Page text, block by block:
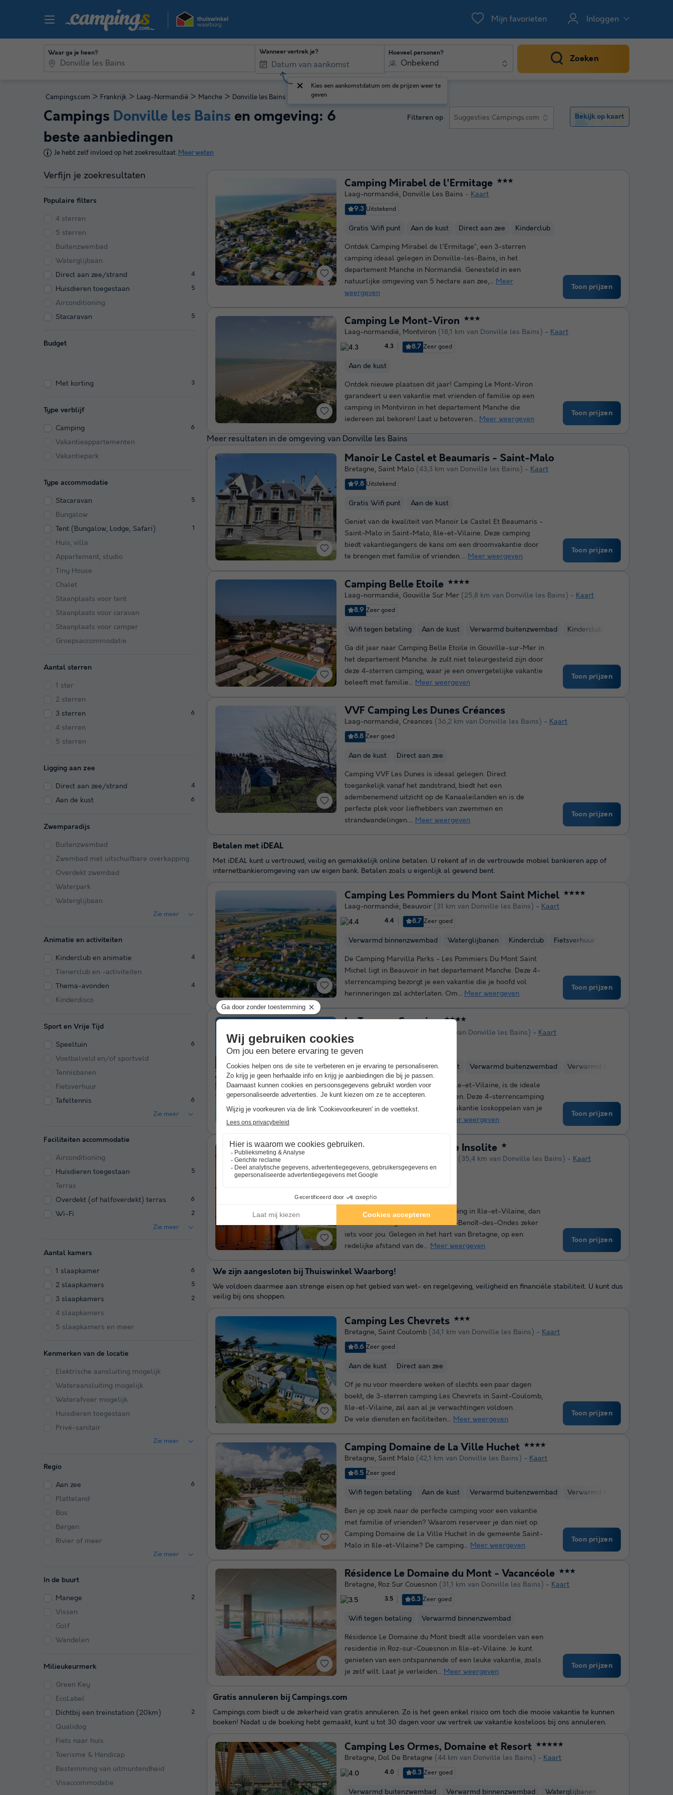
Mijn favorieten Inloggen
Waar ga je heen? Wanneer vertrek je?
Kies een aankomstdatum om de prijzen weer te
geven
Hoeveel personen?
Onbekend Zoeken
Campings.com > Frankrijk > Laag-Normandië > Manche > Donville les Bains
Campings Donville les Bains en omgeving: 6
beste aanbiedingen
Je hebt zelf invloed op het zoekresultaat. Meer weten
Filteren op Suggesties Campings.com Bekijk op kaart
Verfijn je zoekresultaten
Populaire filters
4 sterren
5 sterren
Buitenzwembad
Waterglijbaan
Direct aan zee/strand
4
Huisdieren toegestaan 5
Airconditioning
Stacaravan
5
Budget
Met korting 3
Type verblijf
Camping 6
Vakantieappartementen
Vakantiepark
Type accommodatie
Stacaravan 5
Bungalow
Tent (Bungalow, Lodge, Safari)
1
Huis, villa
Appartement, studio
Tiny House
Chalet
Staanplaats voor tent
Staanplaats voor caravan
Staanplaats voor camper
Groepsaccommodatie
Aantal sterren
1 ster
2 sterren
3 sterren
6
4 sterren
5 sterren
Ligging aan zee
Direct aan zee/strand 4
Aan de kust 6
Zwemparadijs
Buitenzwembad
Zwembad met uitschuifbare overkapping
Overdekt zwembad
Waterpark
Waterglijbaan
Zie meer
Animatie en activiteiten
Kinderclub en animatie 4
Tienerclub en -activiteiten
Thema-avonden
4
Kinderdisco
Sport en Vrije Tijd
Speeltuin 6
Voetbalveld en/of sportveld
Tennisbanen
Fietsverhuur
Tafeltennis
6
Zie meer
Faciliteiten accommodatie
Airconditioning
Huisdieren toegestaan
5
Terras
Overdekt (of halfoverdekt) terras
6
Wi-Fi 2
Zie meer
Aantal kamers
1 slaapkamer 6
2 slaapkamers 5
3 slaapkamers 2
4 slaapkamers
5 slaapkamers en meer
Kenmerken van de locatie
Elektrische aansluiting mogelijk
Wateraansluiting mogelijk
Waterafvoer mogelijk
Huisdieren toegestaan
Privé-sanitair
Zie meer
Regio
Aan zee 6
Platteland
Bos
Bergen
Rivier of meer
Zie meer
In de buurt
Manege 2
Vissen
Golf
Wandelen
Milieukeurmerk
Green Key
EcoLabel
Dichtbij een treinstation (20km)
2
Qualidog
Fiets naar huis
Toerisme & Handicap
Bestemming van uitmuntendheid
Visaccommodatie
Camping Mirabel de l'Ermitage ★★★
Laag-normandië, Donville Les Bains
Kaart
9.3 Uitstekend
Gratis Wifi punt Aan de kust Direct aan zee Kinderclub
Ontdek Camping Mirabel de l'Ermitage*, een 3-sterren
camping ideaal gelegen in Donville-les-Bains, in het
departement Manche in Normandië. Genesteld in een
natuurlijke omgeving van 5 hectare aan zee,... Meer
weergeven
Toon prijzen
Camping Le Mont-Viron ★★★
Laag-normandië, Montviron (18,1 km van Donville les Bains) Kaart
4.3 8.7 Zeer goed
Aan de kust
Ontdek nieuwe plaatsen dit jaar! Camping Le Mont-Viron
garandeert u een vakantie met vrienden of familie op een
camping in Montviron in het departement Manche die
iedereen zal bekoren! Laat u betoveren... Meer weergeven
Toon prijzen
Meer resultaten in de omgeving van Donville les Bains
Manoir Le Castel et Beaumaris - Saint-Malo
Bretagne, Saint Malo (43,3 km van Donville les Bains)
Kaart
9.8 Uitstekend
Gratis Wifi punt Aan de kust
Geniet van de kwaliteit van Manoir Le Castel Et Beaumaris -
Saint-Malo in Saint-Malo, Ille-et-Vilaine. Deze camping
biedt vakantiegangers de kans om een droomvakantie door
te brengen met familie of vrienden.... Meer weergeven
Toon prijzen
Camping Belle Etoile ★★★★
Laag-normandië, Gouville Sur Mer (25,8 km van Donville les Bains)
Kaart
8.9 Zeer goed
Wifi tegen betaling Aan de kust Verwarmd buitenzwembad Kinderclub
Ga dit jaar naar Camping Belle Etoile in Gouville-sur-Mer in
het departement Manche. Je zult niet teleurgesteld zijn door
deze 4-sterren camping, waar je een onvergetelijke vakantie
beleeft met familie... Meer weergeven
Toon prijzen
VVF Camping Les Dunes Créances
Laag-normandië, Creances (36,2 km van Donville les Bains)
Kaart
8.8 Zeer goed
Aan de kust Direct aan zee
Camping VVF Les Dunes is ideaal gelegen. Direct
toegankelijk vanaf het zandstrand, biedt het een
adembenemend uitzicht op de Kanaaleilanden en is de
perfecte plek voor liefhebbers van zwemmen en
strandwandelingen.... Meer weergeven
Toon prijzen
Camping Les Pommiers du Mont Saint Michel ★★★★
Laag-normandië, Beauvoir (31 km van Donville les Bains) Kaart
4.4 8.7 Zeer goed
Verwarmd binnenzwembad Waterglijbanen Kinderclub Fietsverhuur
De Camping Marvilla Parks - Les Pommiers Du Mont Saint
Michel ligt in Beauvoir in het departement Manche. Deze 4-
sterrencamping bezorgt je een vakantie die je hoofd vol
herinneringen zal achterlaten. Om... Meer weergeven
Toon prijzen
La Touesse Camping ★★★★
(46,4 km van Donville les Bains) Kaart
Wifi tegen betaling Aan de kust Verwarmd buitenzwembad Verwarmd binnenzwembad
Camping La Touesse, gelegen in Ille-et-Vilaine, is de ideale
plek om je vakantie door te brengen. Deze 4-sterrencamping
in Saint-Lunaire zal je tijdens je vakantie loskoppelen van je
Meer weergeven
Toon prijzen
Camping Les Dis Village Insolite ★
(35,4 km van Donville les Bains)
Kaart
8.6 Zeer goed
Aan de kust
Als je op zoek bent naar een camping in Ille-et-Vilaine, dan
is Les Dis Village Insolite in Saint-Benoît-des-Ondes zeker
iets voor jou. Gelegen in het hart van Bretagne, op een
redelijke afstand van de... Meer weergeven
Toon prijzen
Camping Les Chevrets ★★★
Bretagne, Saint Coulomb (34,1 km van Donville les Bains)
Kaart
8.6 Zeer goed
Aan de kust Direct aan zee
Of je nu voor meerdere weken of slechts een paar dagen
boekt, de 3-sterren camping Les Chevrets in Saint-Coulomb,
Ille-et-Vilaine, zal aan al je verwachtingen voldoen.
De vele diensten en faciliteiten... Meer weergeven
Toon prijzen
Camping Domaine de La Ville Huchet ★★★★
Bretagne, Saint Malo (42,1 km van Donville les Bains)
Kaart
8.5 Zeer goed
Wifi tegen betaling Aan de kust Verwarmd buitenzwembad Verwarmd binnenzwembad
Ben je op zoek naar de perfecte camping voor een vakantie
met familie of vrienden? Waarom reserveer je dan niet op
Camping Domaine de La Ville Huchet in de gemeente Saint-
Malo in Ille-et-Vilaine? De camping... Meer weergeven
Toon prijzen
Résidence Le Domaine du Mont - Vacancéole ★★★
Bretagne, Roz Sur Couesnon (31,1 km van Donville les Bains) Kaart
3.5 8.3 Zeer goed
Wifi tegen betaling Verwarmd binnenzwembad
Résidence Le Domaine du Mont biedt alle voordelen van een
residentie in Roz-sur-Couesnon in Ille-et-Vilaine. Je kunt
genieten van een ontspannende of een leuke vakantie, zoals
je zelf wilt. Laat je verleiden... Meer weergeven
Toon prijzen
Camping Les Ormes, Domaine et Resort ★★★★★
Bretagne, Dol De Bretagne (44 km van Donville les Bains) Kaart
4.0 8.3 Zeer goed
Verwarmd buitenzwembad Verwarmd binnenzwembad Waterglijbanen
Betalen met iDEAL
Met iDEAL kunt u vertrouwd, veilig en gemakkelijk online betalen. U rekent af in de vertrouwde mobiel bankieren app of
internetbankieromgeving van uw eigen bank. Betalen zoals u eigenlijk al gewend bent.
We zijn aangesloten bij Thuiswinkel Waarborg!
We voldoen daarmee aan strenge eisen op het gebied van wet- en regelgeving, veiligheid en financiële stabiliteit. U kunt dus
veilig bij ons shoppen.
Gratis annuleren bij Campings.com
Campings.com biedt u de zekerheid van gratis annuleren. Zo is het geen enkel risico om toch die mooie vakantie te kunnen
boeken! Nadat u de boeking hebt gemaakt, kunt u tot 30 dagen voor uw vertrek uw vakantie kosteloos bij ons annuleren.